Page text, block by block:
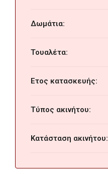
Δωμάτια:
Τουαλέτα:
Ετος κατασκευής:
Τύπος ακινήτου:
Κατάσταση ακινήτου: